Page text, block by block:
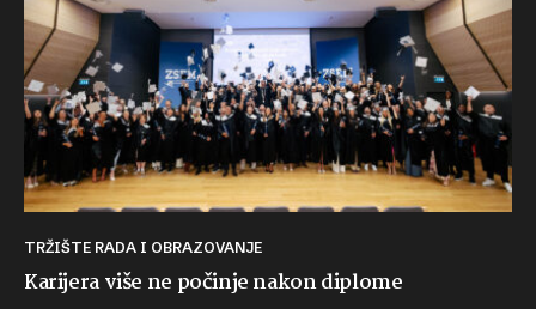
TRŽIŠTE RADA I OBRAZOVANJE
Karijera više ne počinje nakon diplome